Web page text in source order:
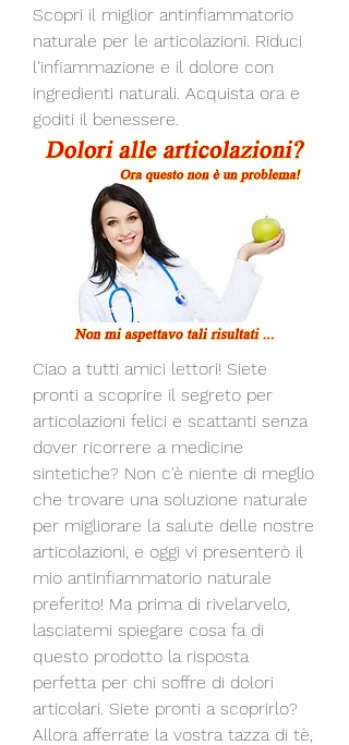
Scopri il miglior antinfiammatorio
naturale per le articolazioni. Riduci
l'infiammazione e il dolore con
ingredienti naturali. Acquista ora e
goditi il benessere.
Ciao a tutti amici lettori! Siete
pronti a scoprire il segreto per
articolazioni felici e scattanti senza
dover ricorrere a medicine
sintetiche? Non c'è niente di meglio
che trovare una soluzione naturale
per migliorare la salute delle nostre
articolazioni, e oggi vi presenterò il
mio antinfiammatorio naturale
preferito! Ma prima di rivelarvelo,
lasciatemi spiegare cosa fa di
questo prodotto la risposta
perfetta per chi soffre di dolori
articolari. Siete pronti a scoprirlo?
Allora afferrate la vostra tazza di tè,